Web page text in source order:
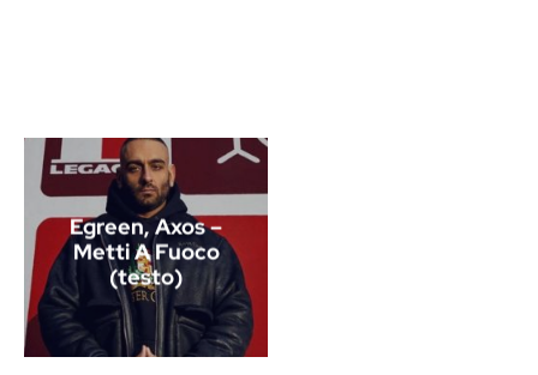
Egreen, Axos –
Metti A Fuoco
(testo)